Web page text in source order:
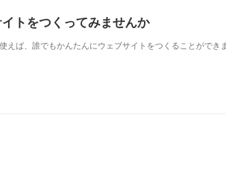
トをつくってみませんか
えば、誰でもかんたんにウェブサイトをつくることができ